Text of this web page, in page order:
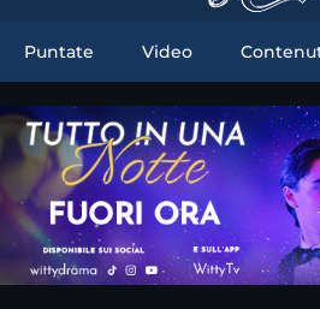
Puntate Video